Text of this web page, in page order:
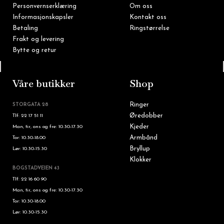
Personvernserklæring
Informasjonskapsler
Betaling
Frakt og levering
Bytte og retur
Om oss
Kontakt oss
Ringstørrelse
Våre butikker
STORGATA 28
Tlf: 22 17 51 11
Man, tir, ons og fre: 10.30-17.30
Tor: 10.30-18.00
Lør: 10.30-15.30
BOGSTADVEIEN 43
Tlf: 22 16 60 90
Man, tir, ons og fre: 10.30-17.30
Tor: 10.30-18.00
Lør: 10.30-15.30
Shop
Ringer
Øredobber
Kjeder
Armbånd
Bryllup
Klokker